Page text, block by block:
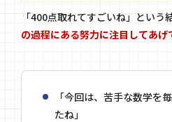
「400点取れてすごいね」という
の過程にある努力に注目してあげ
「今回は、苦手な数学を
たね」